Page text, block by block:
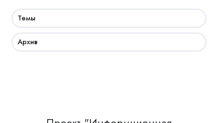
Темы
Архив